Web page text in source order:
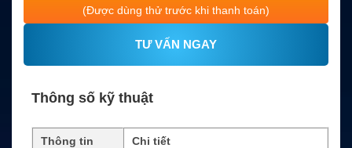
(Được dùng thử trước khi thanh toán)
TƯ VẤN NGAY
Thông số kỹ thuật
Thông tin Chi tiết